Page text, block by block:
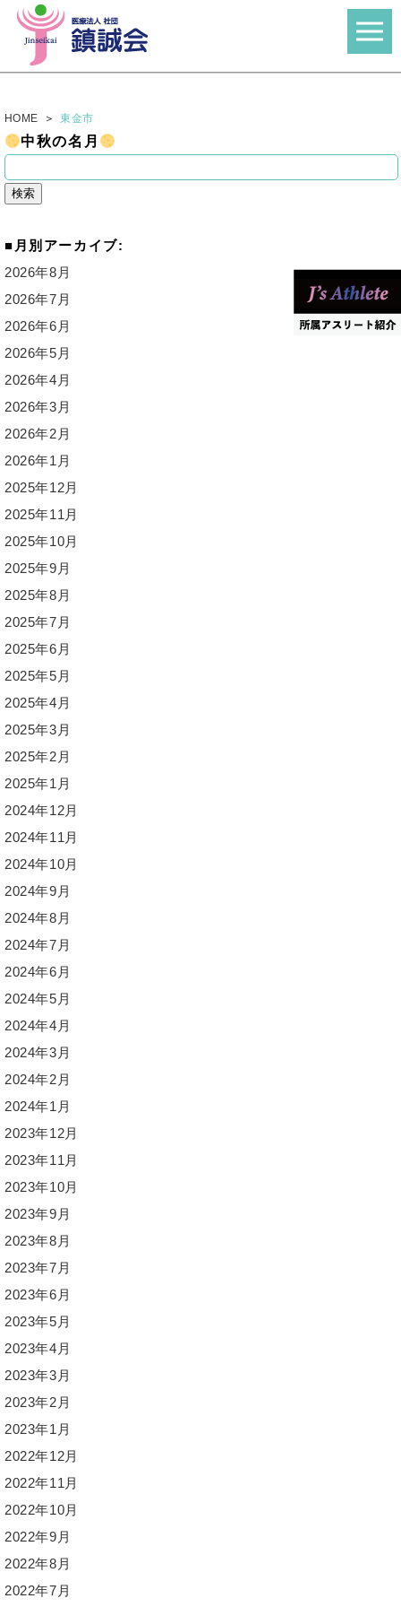
HOME 東金市
中秋の名月
索:
月別アーカイブ:
2026年8月
2026年7月
2026年6月
2026年5月
2026年4月
2026年3月
2026年2月
2026年1月
2025年12月
2025年11月
2025年10月
2025年9月
2025年8月
2025年7月
2025年6月
2025年5月
2025年4月
2025年3月
2025年2月
2025年1月
2024年12月
2024年11月
2024年10月
2024年9月
2024年8月
2024年7月
2024年6月
2024年5月
2024年4月
2024年3月
2024年2月
2024年1月
2023年12月
2023年11月
2023年10月
2023年9月
2023年8月
2023年7月
2023年6月
2023年5月
2023年4月
2023年3月
2023年2月
2023年1月
2022年12月
2022年11月
2022年10月
2022年9月
2022年8月
2022年7月